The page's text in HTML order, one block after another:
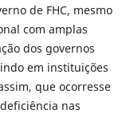
de FHC, mesmo
com amplas
dos governos
em instituições
que ocorresse
nas